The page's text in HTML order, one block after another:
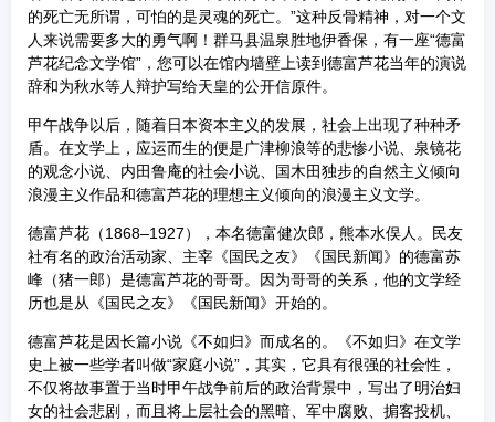
的死亡无所谓，可怕的是灵魂的死亡。”这种反骨精神，对一个文
人来说需要多大的勇气啊！群马县温泉胜地伊香保，有一座“德富
芦花纪念文学馆”，您可以在馆内墙壁上读到德富芦花当年的演说
辞和为秋水等人辩护写给天皇的公开信原件。
甲午战争以后，随着日本资本主义的发展，社会上出现了种种矛
盾。在文学上，应运而生的便是广津柳浪等的悲惨小说、泉镜花
的观念小说、内田鲁庵的社会小说、国木田独步的自然主义倾向
浪漫主义作品和德富芦花的理想主义倾向的浪漫主义文学。
德富芦花（1868–1927），本名德富健次郎，熊本水俣人。民友
社有名的政治活动家、主宰《国民之友》《国民新闻》的德富苏
峰（猪一郎）是德富芦花的哥哥。因为哥哥的关系，他的文学经
历也是从《国民之友》《国民新闻》开始的。
德富芦花是因长篇小说《不如归》而成名的。《不如归》在文学
史上被一些学者叫做“家庭小说”，其实，它具有很强的社会性，
不仅将故事置于当时甲午战争前后的政治背景中，写出了明治妇
女的社会悲剧，而且将上层社会的黑暗、军中腐败、掮客投机、